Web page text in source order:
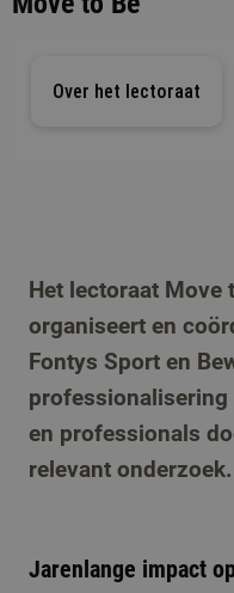
Over het lectoraat
Het lectoraat Move
organiseert en
Fontys Sport en
professionalisering
en professionals
relevant onderzoek.
Jarenlange impact